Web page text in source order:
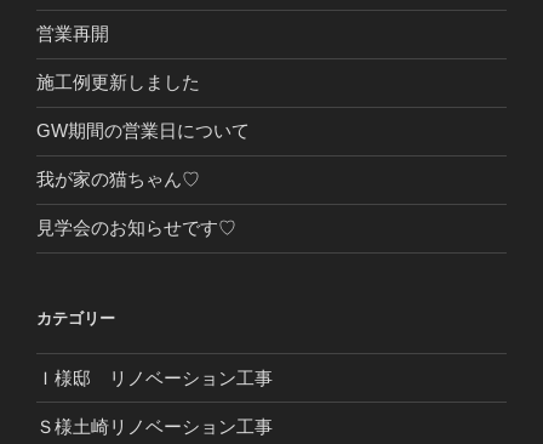
営業再開
施工例更新しました
GW期間の営業日について
我が家の猫ちゃん♡
見学会のお知らせです♡
カテゴリー
Ｉ様邸 リノベーション工事
Ｓ様土崎リノベーション工事